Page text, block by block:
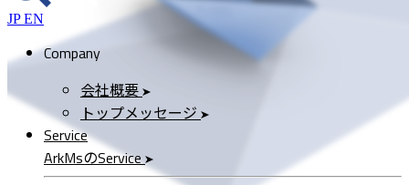
JP EN
Company
会社概要
トップメッセージ
Service
ArkMsのService